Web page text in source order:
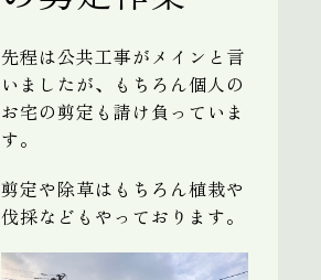
先程は公共工事がメインと言
いましたが、もちろん個人の
お宅の剪定も請け負っていま
す。
剪定や除草はもちろん植栽や
伐採などもやっております。